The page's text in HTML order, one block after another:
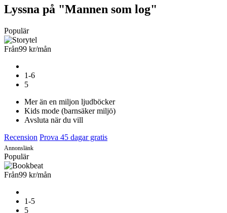
Lyssna på "Mannen som log"
Populär
Från99 kr/mån
1-6
5
Mer än en miljon ljudböcker
Kids mode (barnsäker miljö)
Avsluta när du vill
Recension Prova 45 dagar gratis
Annonslänk
Populär
Från99 kr/mån
1-5
5